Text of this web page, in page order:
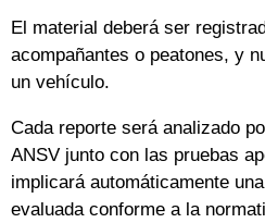
El material deberá ser
acompañantes o peatones, y
un vehículo.
Cada reporte será analizado
ANSV junto con las pruebas
implicará automáticamente
evaluada conforme a la